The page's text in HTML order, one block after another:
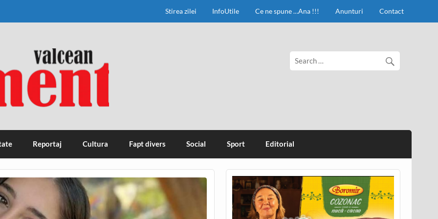
Stirea zilei InfoUtile Ce ne spune …Ana !!! Anunturi Contact
Reportaj Cultura Fapt divers Social Sport Editorial